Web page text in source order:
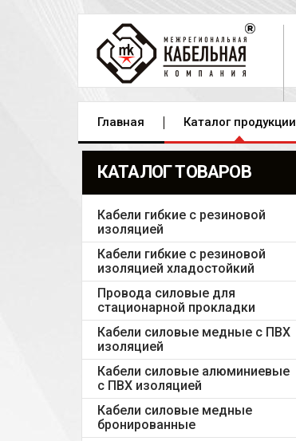
Главная Каталог продукции
КАТАЛОГ ТОВАРОВ
Кабели гибкие с резиновой
изоляцией
Кабели гибкие с резиновой
изоляцией хладостойкий
Провода силовые для
стационарной прокладки
Кабели силовые медные с ПВХ
изоляцией
Кабели силовые алюминиевые
с ПВХ изоляцией
Кабели силовые медные
бронированные